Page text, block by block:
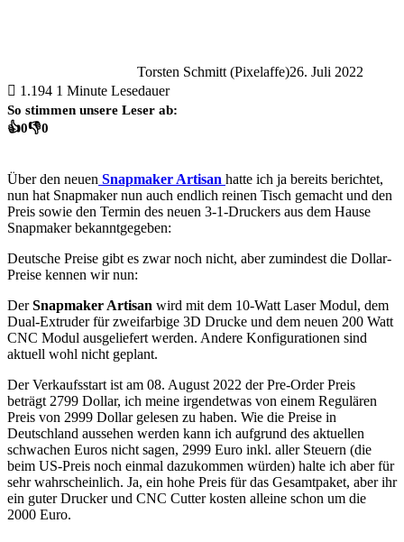
Torsten Schmitt (Pixelaffe)26. Juli 2022
1.194 1 Minute Lesedauer
So stimmen unsere Leser ab:
👍0👎0
Über den neuen Snapmaker Artisan hatte ich ja bereits berichtet,
nun hat Snapmaker nun auch endlich reinen Tisch gemacht und den
Preis sowie den Termin des neuen 3-1-Druckers aus dem Hause
Snapmaker bekanntgegeben:
Deutsche Preise gibt es zwar noch nicht, aber zumindest die Dollar-
Preise kennen wir nun:
DerSnapmaker Artisan wird mit dem 10-Watt Laser Modul, dem
Dual-Extruder für zweifarbige 3D Drucke und dem neuen 200 Watt
CNC Modul ausgeliefert werden. Andere Konfigurationen sind
aktuell wohl nicht geplant.
Der Verkaufsstart ist am 08. August 2022 der Pre-Order Preis
beträgt 2799 Dollar, ich meine irgendetwas von einem Regulären
Preis von 2999 Dollar gelesen zu haben. Wie die Preise in
Deutschland aussehen werden kann ich aufgrund des aktuellen
schwachen Euros nicht sagen, 2999 Euro inkl. aller Steuern (die
beim US-Preis noch einmal dazukommen würden) halte ich aber für
sehr wahrscheinlich. Ja, ein hohe Preis für das Gesamtpaket, aber ihr
ein guter Drucker und CNC Cutter kosten alleine schon um die
2000 Euro.